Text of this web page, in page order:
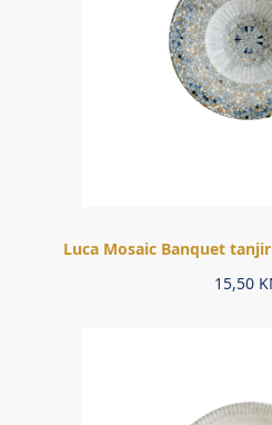
Luca Mosaic Banquet
15,50